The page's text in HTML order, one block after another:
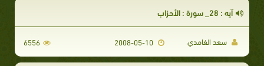
آيه : 28_ سورة : الأحزاب
سعد الغامدي 2008-05-10
6556